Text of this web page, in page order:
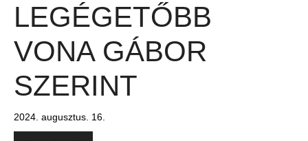
LEGÉGETŐBB
VONA GÁBOR
SZERINT
2024. augusztus. 16.